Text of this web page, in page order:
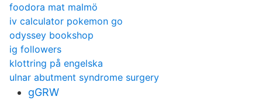
foodora mat malmö
iv calculator pokemon go
odyssey bookshop
ig followers
klottring på engelska
ulnar abutment syndrome surgery
gGRW